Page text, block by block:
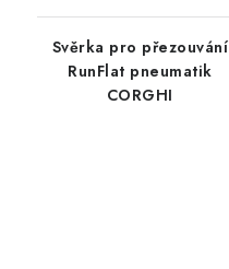
Svěrka pro přezouvání
RunFlat pneumatik
CORGHI